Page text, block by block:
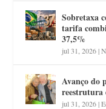
Sobretaxa
tarifa
37,5%
jul 31, 2026|
Avanço do
reestrutura
jul 31, 2026|